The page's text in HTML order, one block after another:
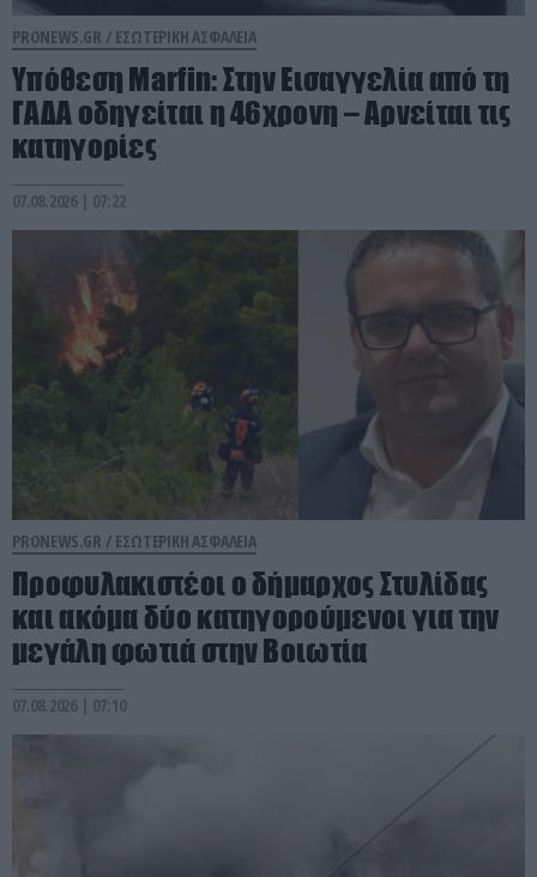
PRONEWS.GR / ΕΣΩΤΕΡΙΚΗ ΑΣΦΑΛΕΙΑ
Υπόθεση Marfin: Στην Εισαγγελία από τη
ΓΑΔΑ οδηγείται η 46χρονη – Aρνείται τις
κατηγορίες
07.08.2026 | 07:22
PRONEWS.GR / ΕΣΩΤΕΡΙΚΗ ΑΣΦΑΛΕΙΑ
Προφυλακιστέοι ο δήμαρχος Στυλίδας
και ακόμα δύο κατηγορούμενοι για την
μεγάλη φωτιά στην Βοιωτία
07.08.2026 | 07:10